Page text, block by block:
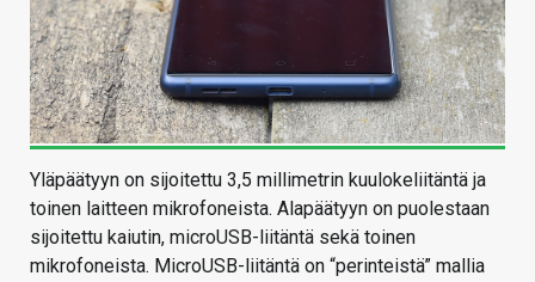
Yläpäätyyn on sijoitettu 3,5 millimetrin kuulokeliitäntä ja
toinen laitteen mikrofoneista. Alapäätyyn on puolestaan
sijoitettu kaiutin, microUSB-liitäntä sekä toinen
mikrofoneista. MicroUSB-liitäntä on “perinteistä” mallia